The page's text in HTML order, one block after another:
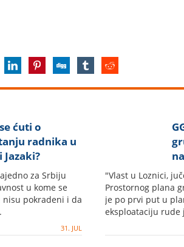
ćuti o
radnika u
za Srbiju
u kome se
nisu pokradeni i da
31. JUL
"Vlast u Loznici,
Prostornog plana
je po prvi put u
eksploataciju rude